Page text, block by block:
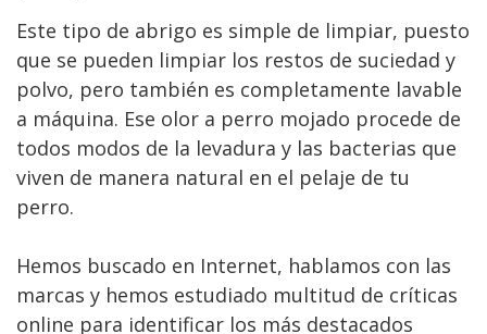
Este tipo de abrigo es simple de limpiar, puesto
que se pueden limpiar los restos de suciedad y
polvo, pero también es completamente lavable
a máquina. Ese olor a perro mojado procede de
todos modos de la levadura y las bacterias que
viven de manera natural en el pelaje de tu
perro.
Hemos buscado en Internet, hablamos con las
marcas y hemos estudiado multitud de críticas
online para identificar los más destacados